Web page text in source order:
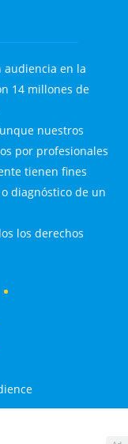
audiencia en la
14 millones de
nuestros
por profesionales
tienen fines
diagnóstico de un
los derechos